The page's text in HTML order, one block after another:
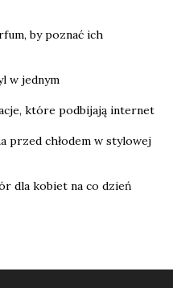
by poznać ich
w jednym
które podbijają internet
przed chłodem w stylowej
dla kobiet na co dzień